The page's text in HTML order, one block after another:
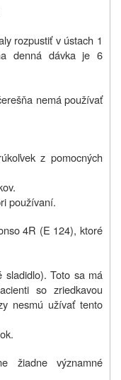
rozpustiť v ústach 1
denná dávka je 6
nemá používať
z pomocných
používaní.
4R (E 124), ktoré
sladidlo). Toto sa má
so zriedkavou
nesmú užívať tento
žiadne významné